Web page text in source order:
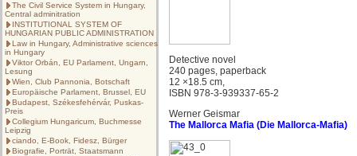
The Civil Service System in Hungary,
Central adminitration
INSTITUTIONAL SYSTEM OF
HUNGARIAN PUBLIC ADMINISTRATION
Law in Hungary, Administrative sciences
in Hungary
Viktor Orbán, EU Parlament, Ungarn,
Lesung
Wien, Club Pannonia, Botschaft
Europäische Parlament, Brussel, EU
Budapest, Székesfehérvár, Puskas-
Preis
Collegium Hungaricum, Buchmesse
Leipzig
ciando, E-Book, Fidesz, Bürger
Biografie, Porträt, Staatsmann
Detective novel
240 pages, paperback
12 ×18.5 cm,
ISBN 978-3-939337-65-2
Werner Geismar
The Mallorca Mafia (Die Mallorca-Mafia)